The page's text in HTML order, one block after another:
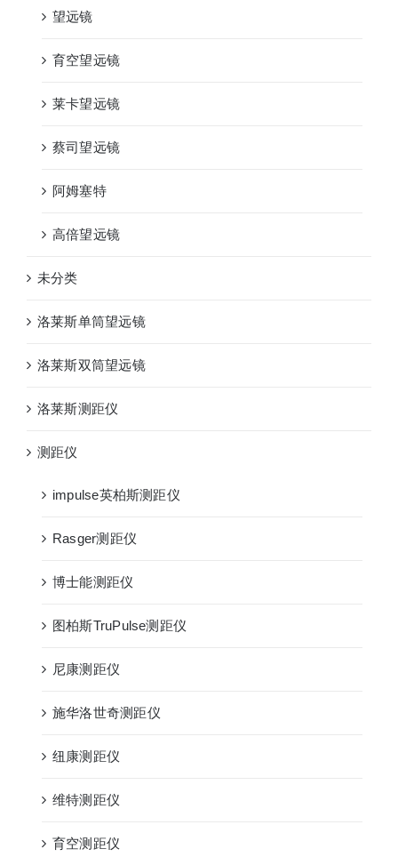
望远镜
育空望远镜
莱卡望远镜
蔡司望远镜
阿姆塞特
高倍望远镜
未分类
洛莱斯单筒望远镜
洛莱斯双筒望远镜
洛莱斯测距仪
测距仪
impulse英柏斯测距仪
Rasger测距仪
博士能测距仪
图柏斯TruPulse测距仪
尼康测距仪
施华洛世奇测距仪
纽康测距仪
维特测距仪
育空测距仪